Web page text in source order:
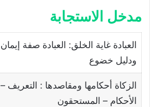
مدخل الاستجابة
العبادة غاية الخلق: العبادة صفة إيمان
ودليل خضوع
الزكاة أحكامها ومقاصدها : التعريف –
الأحكام – المستحقون